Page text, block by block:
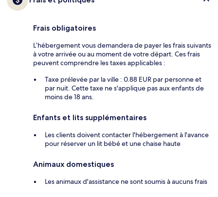
Frais obligatoires
L’hébergement vous demandera de payer les frais suivants
à votre arrivée ou au moment de votre départ. Ces frais
peuvent comprendre les taxes applicables :
Taxe prélevée par la ville : 0.88 EUR par personne et
par nuit. Cette taxe ne s'applique pas aux enfants de
moins de 18 ans.
Enfants et lits supplémentaires
Les clients doivent contacter l'hébergement à l'avance
pour réserver un lit bébé et une chaise haute
Animaux domestiques
Les animaux d'assistance ne sont soumis à aucuns frais